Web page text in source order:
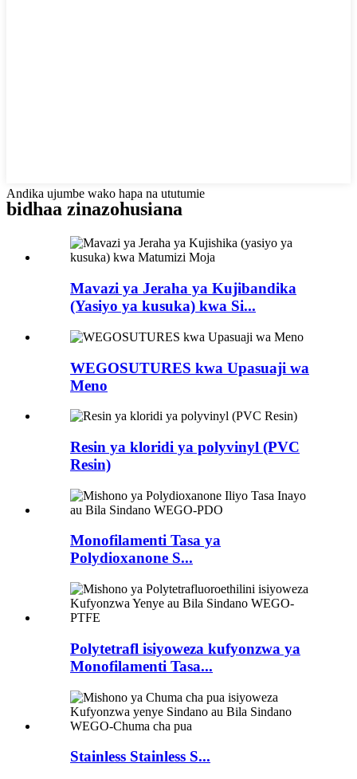
Andika ujumbe wako hapa na ututumie
bidhaa zinazohusiana
Mavazi ya Jeraha ya Kujibandika
(Yasiyo ya kusuka) kwa Si...
WEGOSUTURES kwa Upasuaji wa
Meno
Resin ya kloridi ya polyvinyl (PVC
Resin)
Monofilamenti Tasa ya
Polydioxanone S...
Polytetrafl isiyoweza kufyonzwa ya
Monofilamenti Tasa...
Stainless Stainless S...